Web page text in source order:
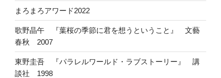
まろまろアワード2022
歌野晶午 『葉桜の季節に君を想うということ』 文藝
春秋 2007
東野圭吾 『パラレルワールド・ラブストーリー』 講
談社 1998